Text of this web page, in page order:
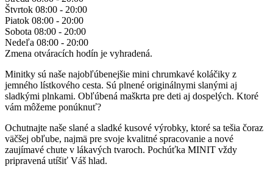
Štvrtok 08:00 - 20:00
Piatok 08:00 - 20:00
Sobota 08:00 - 20:00
Nedeľa 08:00 - 20:00
Zmena otváracích hodín je vyhradená.
Minitky sú naše najobľúbenejšie mini chrumkavé koláčiky z
jemného lístkového cesta. Sú plnené originálnymi slanými aj
sladkými plnkami. Obľúbená maškrta pre deti aj dospelých. Ktoré
vám môžeme ponúknuť?
Ochutnajte naše slané a sladké kusové výrobky, ktoré sa tešia čoraz
väčšej obľube, najmä pre svoje kvalitné spracovanie a nové
zaujímavé chute v lákavých tvaroch. Pochúťka MINIT vždy
pripravená utíšiť Váš hlad.